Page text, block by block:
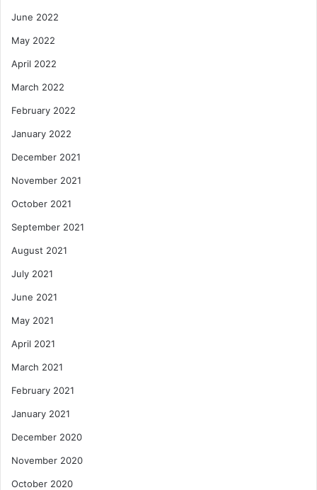
June 2022
May 2022
April 2022
March 2022
February 2022
January 2022
December 2021
November 2021
October 2021
September 2021
August 2021
July 2021
June 2021
May 2021
April 2021
March 2021
February 2021
January 2021
December 2020
November 2020
October 2020